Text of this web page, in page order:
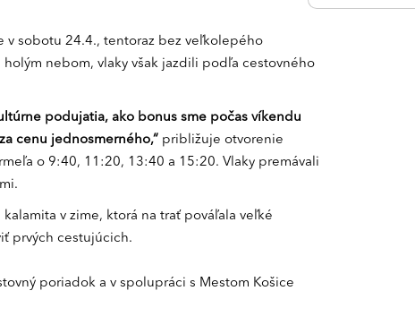
v sobotu 24.4., tentoraz bez veľkolepého
nebom, vlaky však jazdili podľa cestovného
podujatia, ako bonus sme počas víkendu
cenu jednosmerného,“ približuje otvorenie
o 9:40, 11:20, 13:40 a 15:20. Vlaky premávali
v zime, ktorá na trať pováľala veľké
prvých cestujúcich.
poriadok a v spolupráci s Mestom Košice